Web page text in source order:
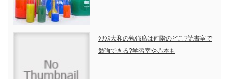
ｼﾘｳｽ大和の勉強席は何階のどこ?読書室で
勉強できる?学習室や赤本も